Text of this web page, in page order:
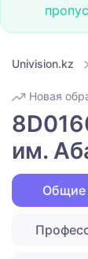
Univision.kz
Новая
им.
Общие